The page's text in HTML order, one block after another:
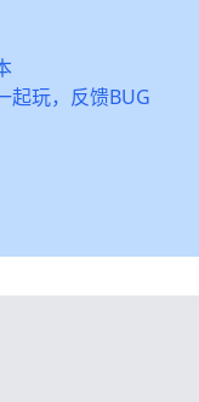
起玩，反馈BUG